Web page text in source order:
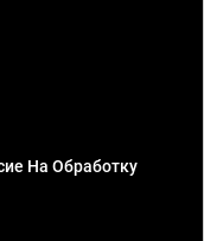
На Обработку